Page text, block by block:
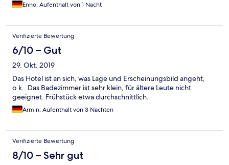
Enno, Aufenthalt von 1 Nacht
Verifizierte Bewertung
6/10 – Gut
29. Okt. 2019
Das Hotel ist an sich, was Lage und Erscheinungsbild angeht,
o.k.. Das Badezimmer ist sehr klein, für ältere Leute nicht
geeignet. Frühstück etwa durchschnittlich.
Armin, Aufenthalt von 3 Nächten
Verifizierte Bewertung
8/10 – Sehr gut